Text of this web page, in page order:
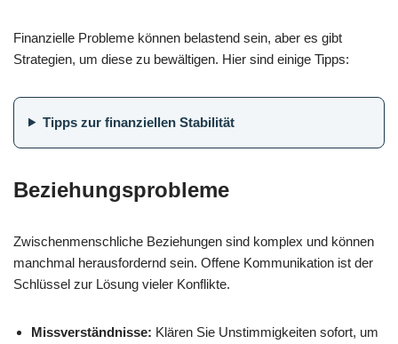
Finanzielle Probleme können belastend sein, aber es gibt
Strategien, um diese zu bewältigen. Hier sind einige Tipps:
Tipps zur finanziellen Stabilität
Beziehungsprobleme
Zwischenmenschliche Beziehungen sind komplex und können
manchmal herausfordernd sein. Offene Kommunikation ist der
Schlüssel zur Lösung vieler Konflikte.
Missverständnisse: Klären Sie Unstimmigkeiten sofort, um